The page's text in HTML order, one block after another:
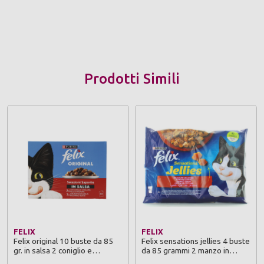
Prodotti Simili
FELIX
Felix original 10 buste da 85
gr. in salsa 2 coniglio e
FELIX
Felix sensations jellies 4 buste
da 85 grammi 2 manzo in